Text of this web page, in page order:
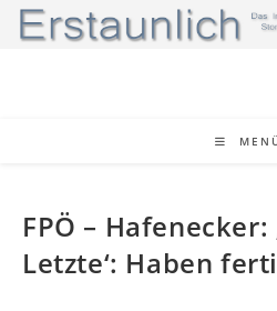
FPÖ – Hafenecker:
Letzte‘: Haben